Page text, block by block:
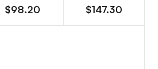
$98.20 $147.30